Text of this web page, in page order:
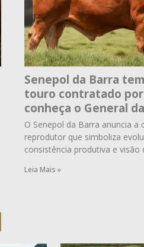
Senepol da Barra
touro contratado
conheça o General
O Senepol da Barra anuncia a
reprodutor que simboliza
consistência produtiva e visão
Leia Mais »